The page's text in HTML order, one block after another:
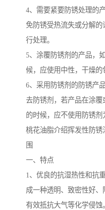
4、需要紧要防锈处理的
免防锈受热流失或分解
行处理。
5、涂覆防锈剂的产品，
候，应使用中性，干燥的
6、采用防锈剂的防锈产
去防锈剂，若产品在涂
的时候，应不使用防锈剂
桃花油脂介绍挥发性防
围
一、特点
1、优良的抗湿热性和抗
成一种透明、致密性好、
有效抵抗大气等化学侵蚀。